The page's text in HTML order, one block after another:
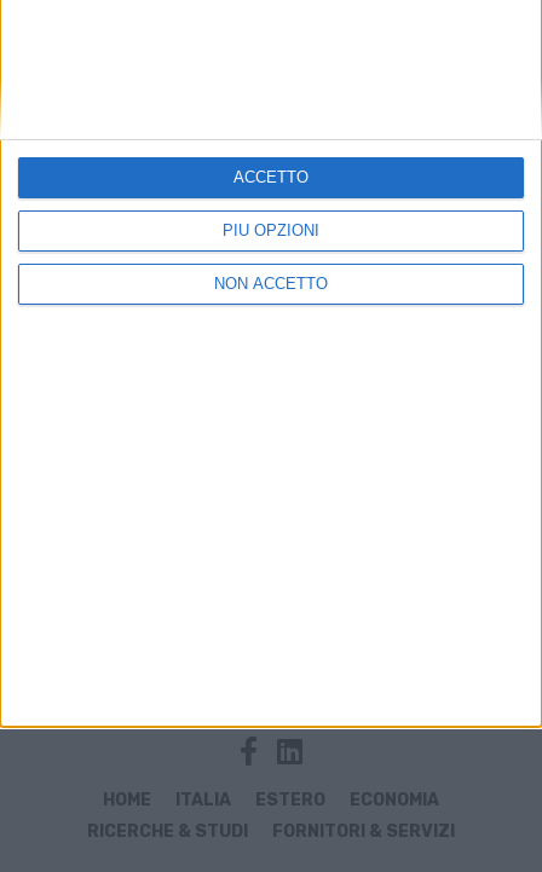
PIÙ OPZIONI
NON ACCETTO
ACCETTO
HOME ITALIA ESTERO
ECONOMIA
RICERCHE & STUDI
FORNITORI & SERVIZI